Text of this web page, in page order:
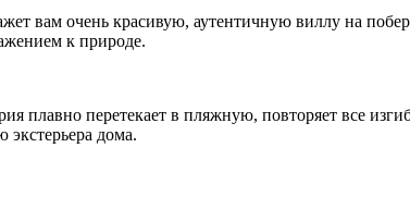
вам очень красивую, аутентичную виллу на
к природе.
плавно перетекает в пляжную, повторяет все
дома.